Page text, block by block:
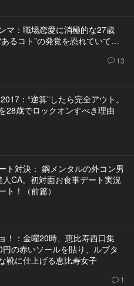
マ：職場恋愛に消極的な27歳
あるコト”の発覚を恐れていて…
13
：“逆算”したら完全アウト。
28歳でロックオンすべき理由
ト対決： 鋼メンタルの外コン男
人CA。初対面お食事デート実況
ト！（前篇）
！：金曜20時、恵比寿西口集
の赤いソールを貼り、ルブタ
靴に仕上げる恵比寿女子
1